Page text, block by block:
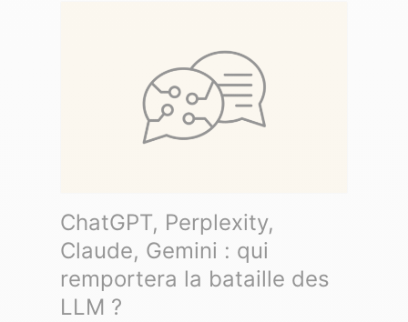
ChatGPT, Perplexity,
Claude, Gemini : qui
remportera la bataille des
LLM ?